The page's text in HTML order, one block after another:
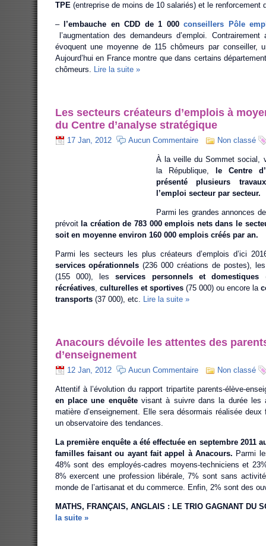
TPE(entreprise de moins de 10 salariés) et le renforcement
– l’embauche en CDD de 1 000 conseillers Pôle
l’augmentation des demandeurs d’emploi.
évoquent une moyenne de 115 chômeurs par conseiller,
Aujourd’hui en France montre que dans certains
chômeurs. Lire la suite »
Les secteurs créateurs d’emplois à
du Centre d’analyse stratégique
17 Jan, 2012 Aucun Commentaire Non classé
À la veille du Sommet social,
la République,
le Centre
présenté plusieurs
l’emploi secteur par secteur.
Parmi les grandes annonces
prévoit la création de 783 000 emplois nets dans le
soit en moyenne environ 160 000 emplois créés par an.
Parmi les secteurs les plus créateurs d’emplois d’ici
services opérationnels (236 000 créations de postes),
(155 000), lesservices personnels et domestiques
récréatives, culturelles et sportives(75 000) ou encore la
transports(37 000), etc. Lire la suite »
Anacours dévoile les attentes des
d’enseignement
12 Jan, 2012 Aucun Commentaire Non classé
Attentif à l’évolution du rapport tripartite parents-élève-
en place une enquêtevisant à suivre dans la durée les
matière d’enseignement. Elle sera désormais réalisée
un observatoire des tendances.
La première enquête a été effectuée en septembre 2011
familles faisant ou ayant fait appel à Anacours. Parmi
48% sont des employés-cadres moyens-techniciens et
8% exercent une profession libérale, 7% sont sans
monde de l’artisanat et du commerce. Enfin, 2% sont des
MATHS, FRANÇAIS, ANGLAIS : LE TRIO GAGNANT DU
la suite »